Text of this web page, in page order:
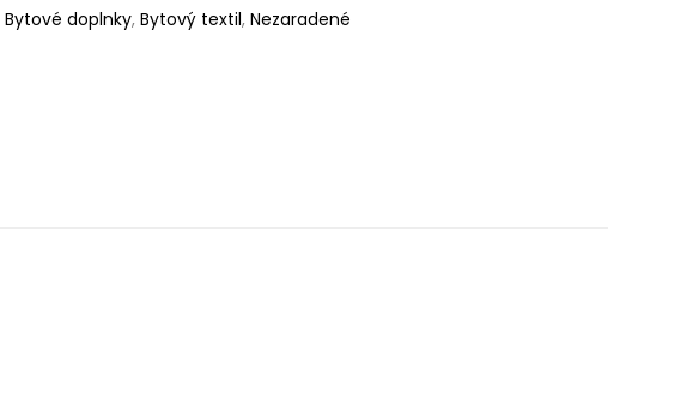
Bytové doplnky, Bytový textil, Nezaradené